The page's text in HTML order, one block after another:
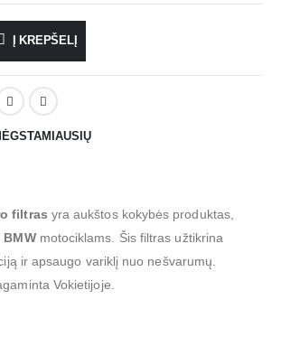
Į KREPŠELĮ
filtras yra aukštos kokybės produktas,
BMWmotociklams. Šis filtras užtikrina
ir apsaugo variklį nuo nešvarumų.
Vokietijoje.